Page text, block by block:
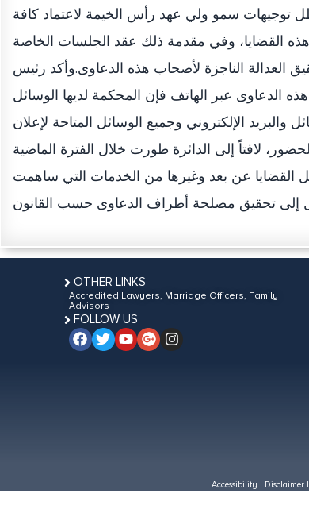
توجيهات سمو ولي عهد رأس الخيمة لاعتماد كافة
القضايا، وفي مقدمة ذلك عقد الجلسات الخاصة
الناجزة لأصحاب هذه الدعاوى.وأكد رئيس
الدعاوى عبر الهاتف فإن المحكمة لديها الوسائل
والبريد الإلكتروني وجميع الوسائل المتاحة لإعلان
لافتاً إلى الدائرة طورت خلال الفترة الماضية
القضايا عن بعد وغيرها من الخدمات التي ساهمت
OTHER LINKS
Accredited Lawyers, Marriage Officers, Family
Advisors
FOLLOW US
Accessibility | Disclaimer |